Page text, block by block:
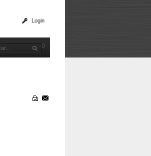
Login
0